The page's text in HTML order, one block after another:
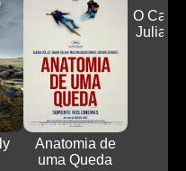
Anatomia de
uma Queda
O
Julia